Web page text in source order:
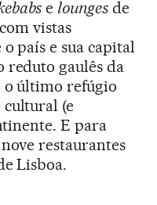
e lounges de
vistas
país e sua capital
reduto gaulês da
o último refúgio
cultural (e
E para
restaurantes
Lisboa.